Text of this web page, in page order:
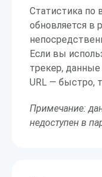
Статистика по
обновляется в
Если вы
трекер,
URL — быстро,
Примечание:
недоступен в